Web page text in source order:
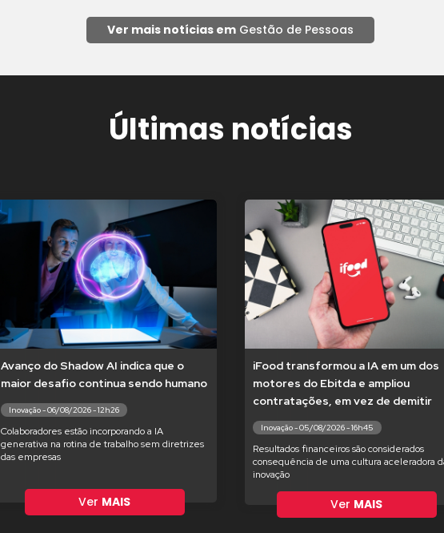
Ver mais notícias em Gestão de Pessoas
Últimas notícias
Avanço do Shadow AI indica que o
maior desafio continua sendo humano
Inovação - 06/08/2026 - 12h26
Colaboradores estão incorporando a IA
generativa na rotina de trabalho sem diretrizes
das empresas
Ver MAIS
iFood transformou a IA em um dos
motores do Ebitda e ampliou
contratações, em vez de demitir
Inovação - 05/08/2026 - 16h45
Resultados financeiros são considerados
consequência de uma cultura aceleradora
inovação
Ver MAIS